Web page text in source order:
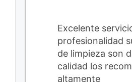
Excelente
profesionalidad
de limpieza son
calidad los
altamente